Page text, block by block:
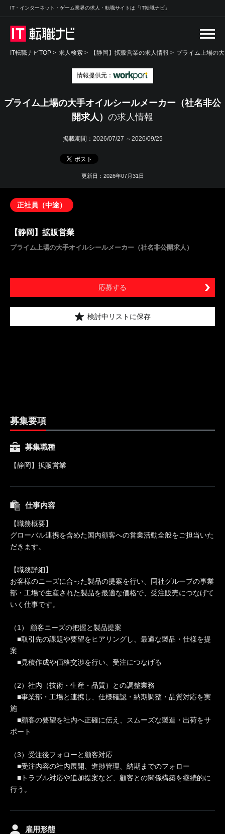
IT・インターネット・ゲーム業界の求人・転職サイトは「IT転職ナビ」
IT転職ナビTOP > 求人検索 > 【静岡】拡販営業の求人情報 > プライム上場の
情報提供元：
プライム上場の大手オイルシールメーカー（社名非公
開求人） の求人情報
掲載期間： 2026/07/27 ～2026/09/25
更新日：2026年07月31日
正社員（中途）
【静岡】拡販営業
プライム上場の大手オイルシールメーカー（社名非公開求人）
応募する
検討中リストに保存
募集要項
募集職種
【静岡】拡販営業
仕事内容
【職務概要】
グローバル連携を含めた国内顧客への営業活動全般をご担当いた
だきます。
【職務詳細】
お客様のニーズに合った製品の提案を行い、同社グループの事業
部・工場で生産された製品を最適な価格で、受注販売につなげて
いく仕事です。
（1） 顧客ニーズの把握と製品提案
■取引先の課題や要望をヒアリングし、最適な製品・仕様を提
案
■見積作成や価格交渉を行い、受注につなげる
（2）社内（技術・生産・品質）との調整業務
■事業部・工場と連携し、仕様確認・納期調整・品質対応を実
施
■顧客の要望を社内へ正確に伝え、スムーズな製造・出荷をサ
ポート
（3）受注後フォローと顧客対応
■受注内容の社内展開、進捗管理、納期までのフォロー
■トラブル対応や追加提案など、顧客との関係構築を継続的に
行う。
雇用形態